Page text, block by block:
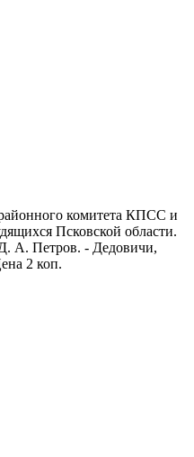
комитета КПСС и
Псковской области.
А. Петров. - Дедовичи,
2 коп.